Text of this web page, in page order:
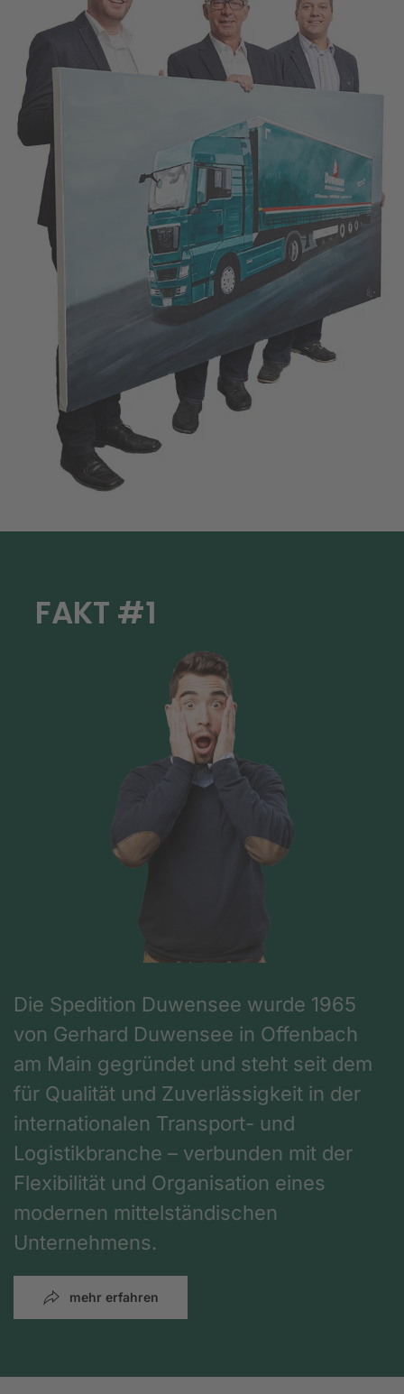
FAKT #1
Die Spedition Duwensee wurde 1965
von Gerhard Duwensee in Offenbach
am Main gegründet und steht seit dem
für Qualität und Zuverlässigkeit in der
internationalen Transport- und
Logistikbranche – verbunden mit der
Flexibilität und Organisation eines
modernen mittelständischen
Unternehmens.
mehr erfahren